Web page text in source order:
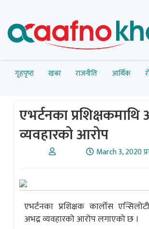
गृहपृष्‍ठ खबर राजनीति आर्थिक
एभर्टनका प्रशिक्षकमाथि
व्यवहारको आरोप
March 3, 2020
एभर्टनका प्रशिक्षक कार्लोस
अभद्र व्यवहारको आरोप लगाएको छ ।